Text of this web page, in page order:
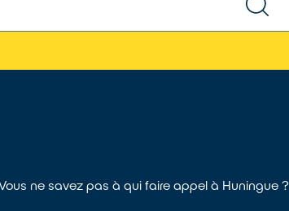
ne savez pas à qui faire appel à Huningue ?